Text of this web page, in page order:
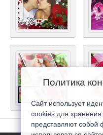
Политика
Сайт использует
cookies для
представляют собой